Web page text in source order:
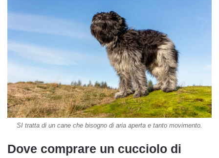
SI tratta di un cane che bisogno di aria aperta e tanto movimento.
Dove comprare un cucciolo di